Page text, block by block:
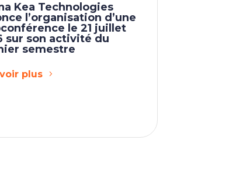
Kea Technologies
l’organisation d’une
le 21 juillet
sur son activité du
semestre
plus